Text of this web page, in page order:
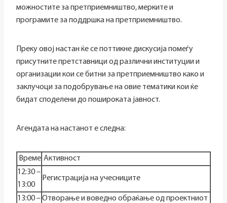
можностите за претприемништво, мерките и
програмите за поддршка на претприемништво.
Преку овој настан ќе се поттикне дискусија помеѓу
присутните претставници од различни институции и
организации кои се битни за претприемништво како и
заклучоци за подобрување на овие тематики кои ќе
бидат споделени до пошироката јавност.
Агендата на настанот е следна:
Време Активност
12:30 –
13:00
Регистрација на учесниците
13:00 –Отворање и воведно обраќање од проектниот